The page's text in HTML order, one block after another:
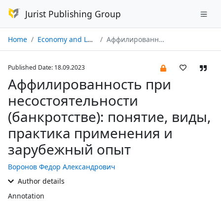
Jurist Publishing Group
Home Economy and Law № 09/2023 Аффилированность при несостоятельности (банкротстве): понятие, виды, практика применения и зарубежный опыт
Published Date: 18.09.2023
Аффилированность при
несостоятельности
(банкротстве): понятие, виды,
практика применения и
зарубежный опыт
Воронов Федор Александрович
Author details
Annotation